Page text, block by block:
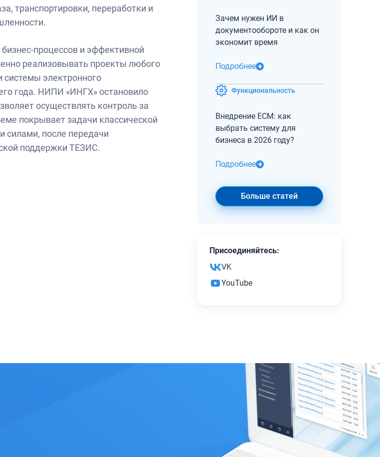
транспортировки, переработки и
процессов и эффективной
реализовывать проекты любого
электронного
года. НИПИ «ИНГХ» остановило
осуществлять контроль за
покрывает задачи классической
силами, после передачи
поддержки ТЕЗИС.
Зачем нужен ИИ в
документообороте и как он
экономит время
Подробнее
Функциональность
Внедрение ECM: как
выбрать систему для
бизнеса в 2026 году?
Подробнее
Больше статей
Присоединяйтесь:
VK
YouTube